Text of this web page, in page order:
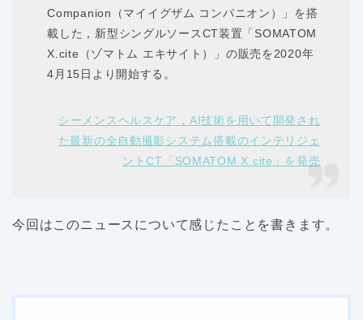
Companion（マイイグザム コンパニオン）」を搭
載した，新型シングルソースCT装置「SOMATOM
X.cite（ゾマトム エキサイト）」の販売を2020年
4月15日より開始する。
シーメンスヘルスケア，AI技術を用いて開発され
た最新の全自動撮影システム搭載のインテリジェ
ントCT「SOMATOM X.cite」を発売
今回はこのニュースについて感じたことを書きます。